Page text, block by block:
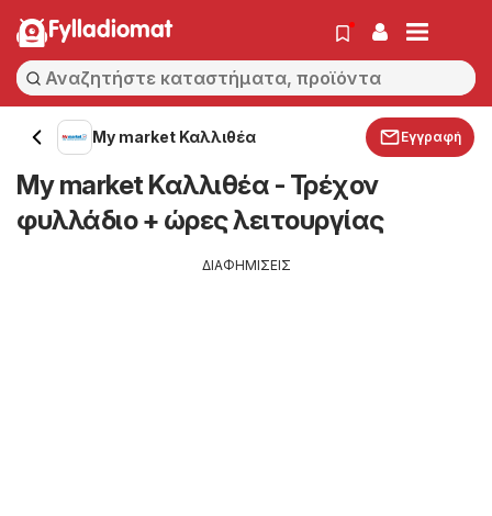
Fylladiomat
My market Καλλιθέα Εγγραφή
My market Καλλιθέα - Τρέχον
φυλλάδιο + ώρες λειτουργίας
ΔΙΑΦΗΜΙΣΕΙΣ